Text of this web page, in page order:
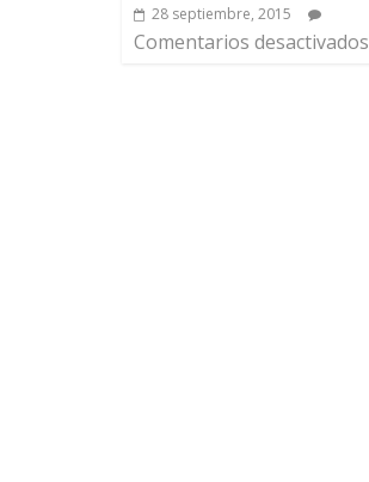
28 septiembre, 2015
Comentarios desactivados